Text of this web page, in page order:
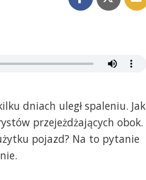
dniach uległ spaleniu. Jak
przejeżdżających obok.
pojazd? Na to pytanie